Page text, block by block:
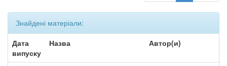
Знайдені матеріали:
Дата
випуску
Назва Автор(и)